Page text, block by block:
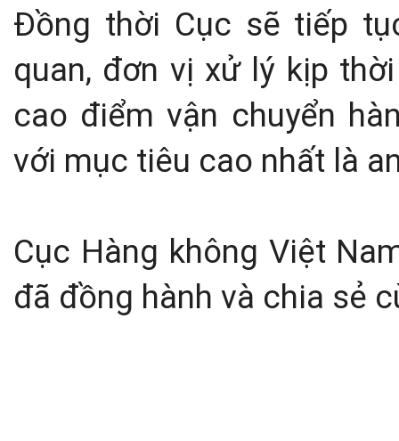
Đồng thời Cục sẽ tiếp
quan, đơn vị xử lý kịp
cao điểm vận chuyển
với mục tiêu cao nhất là
Cục Hàng không Việt
đã đồng hành và chia sẻ